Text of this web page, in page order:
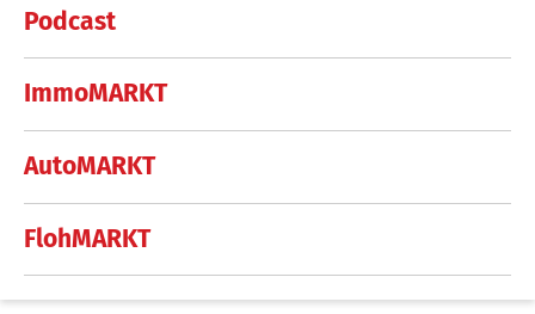
Podcast
ImmoMARKT
AutoMARKT
FlohMARKT